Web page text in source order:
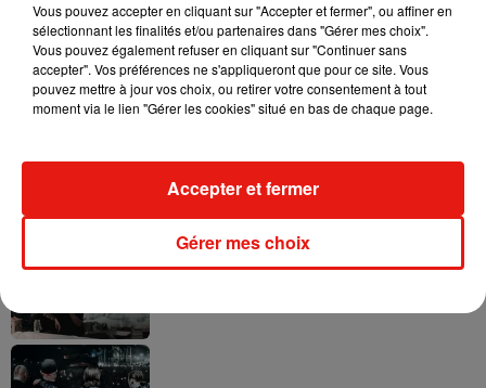
Il y a 10 ans, DJ Snake changeait de
Fred again.. et Latin Mafia dévoilent enfin
leur mixtape créée en...
Vous pouvez accepter en cliquant sur "Accepter et fermer", ou affiner en
sélectionnant les finalités et/ou partenaires dans "Gérer mes choix".
Vous pouvez également refuser en cliquant sur "Continuer sans
accepter". Vos préférences ne s'appliqueront que pour ce site. Vous
pouvez mettre à jour vos choix, ou retirer votre consentement à tout
moment via le lien "Gérer les cookies" situé en bas de chaque page.
Gérer mes choix
Accepter et fermer